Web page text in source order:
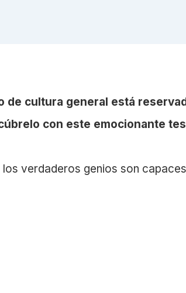
de cultura general está
con este emocionante